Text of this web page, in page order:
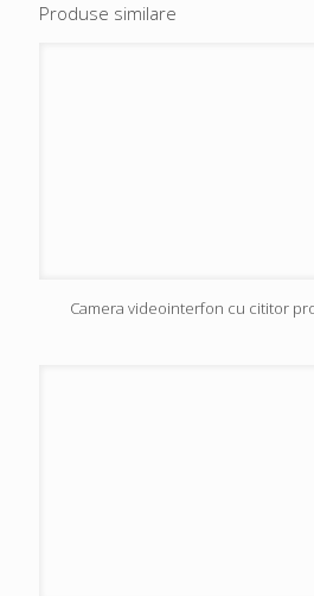
Produse similare
Camera videointerfon cu cititor